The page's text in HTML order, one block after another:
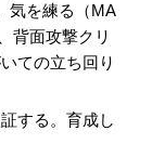
気を練る（MA
背面攻撃クリ
ての立ち回り
する。育成し